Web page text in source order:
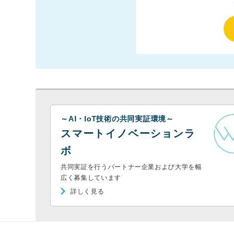
～AI・IoT技術の共同実証環境～
スマートイノベーションラ
ボ
共同実証を行うパートナー企業および大学を幅
広く募集しています
詳しく見る